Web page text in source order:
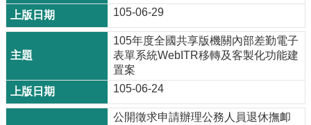
105-06-29
105年度全國共享版機關內部差勤電子
表單系統WebITR移轉及客製化功能建
置案
105-06-24
公開徵求申請辦理公務人員退休撫卹